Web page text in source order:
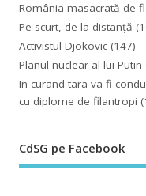
România masacrată de
Pe scurt, de la distanță
Activistul Djokovic (147)
Planul nuclear al lui Putin
In curand tara va fi
cu diplome de filantropi
CdSG pe Facebook